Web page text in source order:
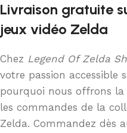
Livraison gratuite
jeux vidéo Zelda
Chez Legend Of Zelda
votre passion accessible
pourquoi nous offrons
les commandes de la
Zelda. Commandez dès